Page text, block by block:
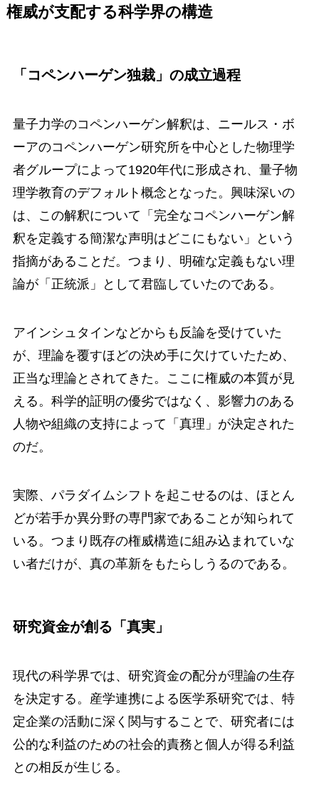
権威が支配する科学界の構造
「コペンハーゲン独裁」の成立過程
量子力学のコペンハーゲン解釈は、ニールス・ボ
ーアのコペンハーゲン研究所を中心とした物理学
者グループによって1920年代に形成され、量子物
理学教育のデフォルト概念となった。興味深いの
は、この解釈について「完全なコペンハーゲン解
釈を定義する簡潔な声明はどこにもない」という
指摘があることだ。つまり、明確な定義もない理
論が「正統派」として君臨していたのである。
アインシュタインなどからも反論を受けていた
が、理論を覆すほどの決め手に欠けていたため、
正当な理論とされてきた。ここに権威の本質が見
える。科学的証明の優劣ではなく、影響力のある
人物や組織の支持によって「真理」が決定された
のだ。
実際、パラダイムシフトを起こせるのは、ほとん
どが若手か異分野の専門家であることが知られて
いる。つまり既存の権威構造に組み込まれていな
い者だけが、真の革新をもたらしうるのである。
研究資金が創る「真実」
現代の科学界では、研究資金の配分が理論の生存
を決定する。産学連携による医学系研究では、特
定企業の活動に深く関与することで、研究者には
公的な利益のための社会的責務と個人が得る利益
との相反が生じる。